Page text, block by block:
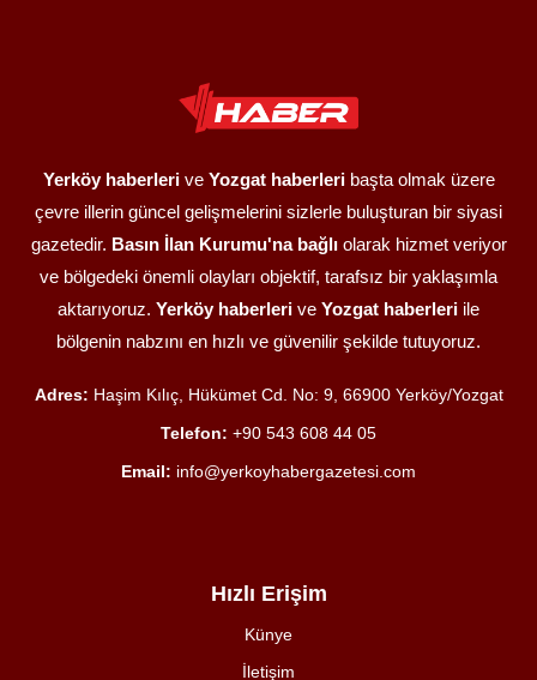
Yerköy haberlerive Yozgat haberleribaşta olmak üzere
çevre illerin güncel gelişmelerini sizlerle buluşturan bir siyasi
gazetedir. Basın İlan Kurumu'na bağlıolarak hizmet veriyor
ve bölgedeki önemli olayları objektif, tarafsız bir yaklaşımla
aktarıyoruz. Yerköy haberleri ve Yozgat haberleri ile
bölgenin nabzını en hızlı ve güvenilir şekilde tutuyoruz.
Adres: Haşim Kılıç, Hükümet Cd. No: 9, 66900 Yerköy/Yozgat
Telefon: +90 543 608 44 05
Email: info@yerkoyhabergazetesi.com
Hızlı Erişim
Künye
İletişim